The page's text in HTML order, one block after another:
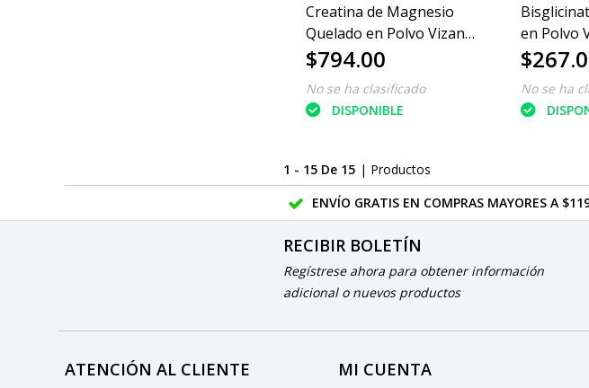
Creatina de Magnesio
Quelado en Polvo Vizana
400g
$794.00
No se ha clasificado
DISPONIBLE
en Polvo
No se ha
1 - 15 De 15 | Productos
ENVÍO GRATIS EN COMPRAS MAYORES A
RECIBIR BOLETÍN
Regístrese ahora para obtener información
adicional o nuevos productos
ATENCIÓN AL CLIENTE MI CUENTA